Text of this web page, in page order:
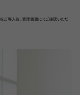
ご導入後、管理画面にてご確認いただ